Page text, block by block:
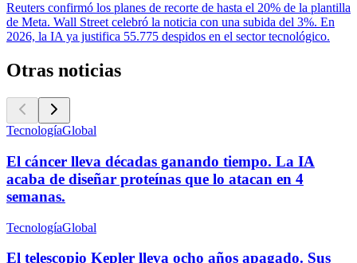
Reuters confirmó los planes de recorte de hasta el 20% de la plantilla
de Meta. Wall Street celebró la noticia con una subida del 3%. En
2026, la IA ya justifica 55.775 despidos en el sector tecnológico.
Otras noticias
TecnologíaGlobal
El cáncer lleva décadas ganando tiempo. La IA
acaba de diseñar proteínas que lo atacan en 4
semanas.
TecnologíaGlobal
El telescopio Kepler lleva ocho años apagado. Sus